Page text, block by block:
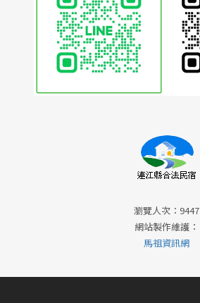
瀏覽人次：9447
網站製作維護：
馬祖資訊網